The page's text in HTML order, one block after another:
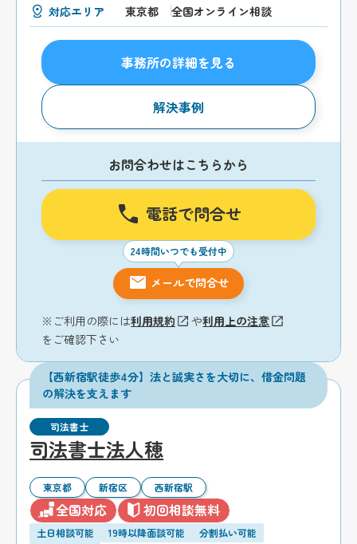
対応エリア 東京都 全国オンライン相談
事務所の詳細を見る
解決事例
お問合わせはこちらから
電話で問合せ
24時間いつでも受付中
メールで問合せ
※ご利用の際には利用規約 や利用上の注意
をご確認下さい
【西新宿駅徒歩4分】法と誠実さを大切に、借金問題
の解決を支えます
司法書士
司法書士法人穂
東京都 新宿区 西新宿駅
全国対応 初回相談無料
土日相談可能 19時以降面談可能
分割払い可能